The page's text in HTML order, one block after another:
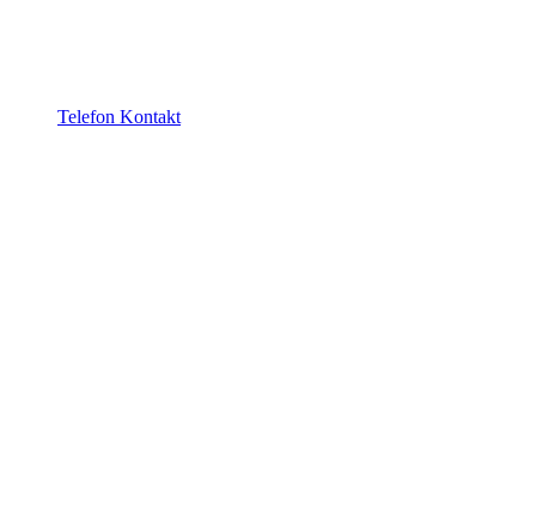
Telefon Kontakt